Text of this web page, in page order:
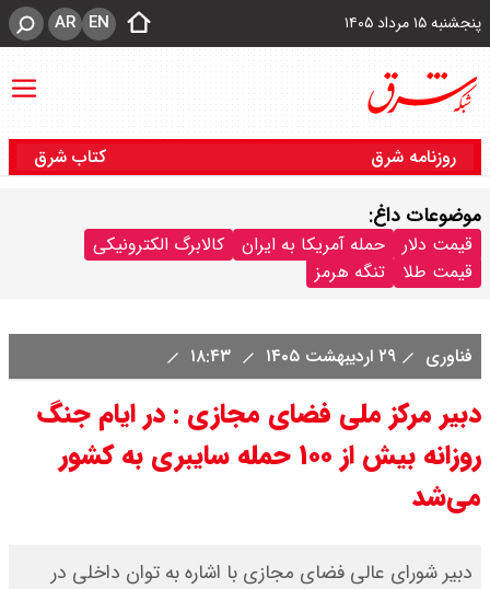
پنجشنبه ۱۵ مرداد ۱۴۰۵ EN
AR
روزنامه شرق کتاب شرق
موضوعات داغ:
قیمت دلار حمله آمریکا به ایران
کالابرگ الکترونیکی
قیمت طلا
تنگه هرمز
فناوری ۲۹ اردیبهشت ۱۴۰۵
دبیر مرکز ملی فضای مجازی : در ایام جنگ
روزانه بیش از ۱۰۰ حمله سایبری به کشور
می‌شد
دبیر شورای عالی فضای مجازی با اشاره به توان داخلی در